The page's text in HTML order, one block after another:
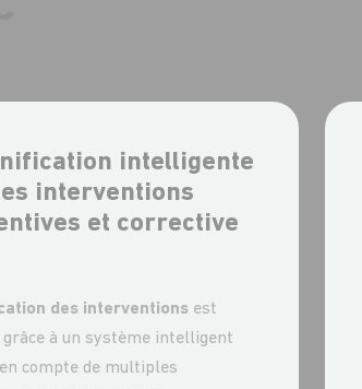
intelligente
interventions
et corrective
des interventions est
à un système intelligent
compte de multiples